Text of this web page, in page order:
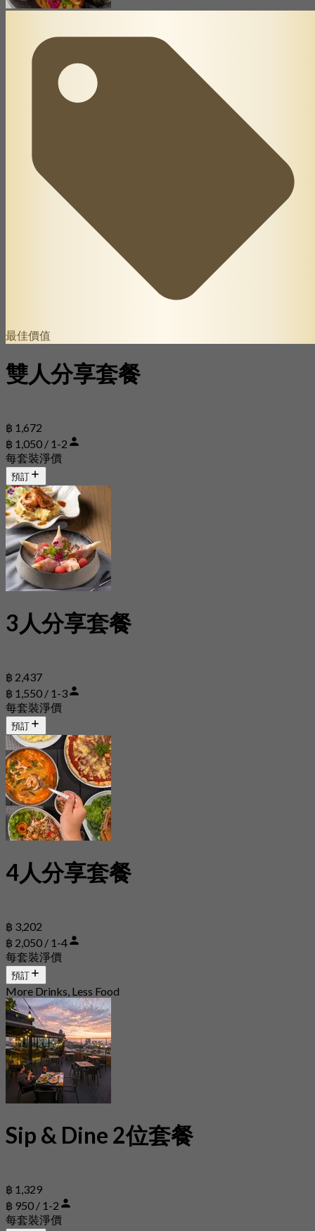
最佳價值
雙人分享套餐
฿ 1,672
฿ 1,050 / 1-2
每套裝淨價
預訂
3人分享套餐
฿ 2,437
฿ 1,550 / 1-3
每套裝淨價
預訂
4人分享套餐
฿ 3,202
฿ 2,050 / 1-4
每套裝淨價
預訂
More Drinks, Less Food
Sip & Dine 2位套餐
฿ 1,329
฿ 950 / 1-2
每套裝淨價